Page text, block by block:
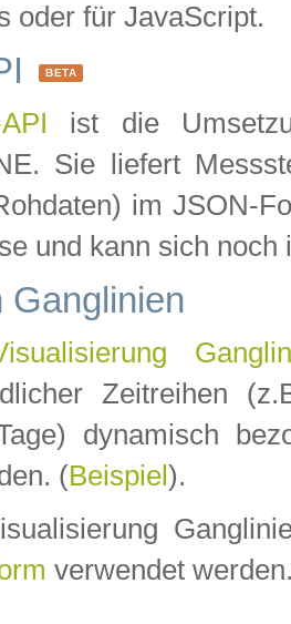
oder für JavaScript.
BETA
ist die
Sie liefert
im JSON-
und kann sich noch
Ganglinien
Zeitreihen
dynamisch
(Beispiel ).
verwendet